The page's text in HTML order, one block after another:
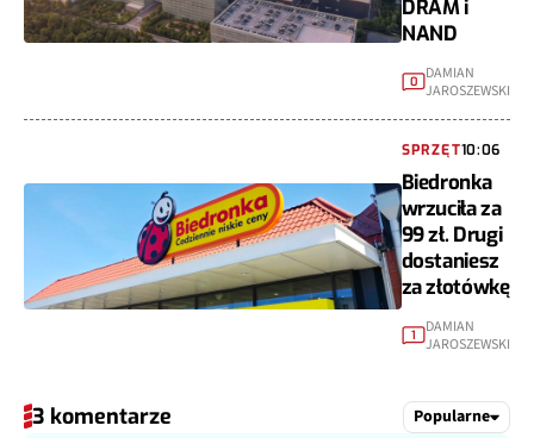
DRAM i
NAND
0
DAMIAN
JAROSZEWSKI
SPRZĘT10:06
Biedronka
wrzuciła za
99 zł. Drugi
dostaniesz
za złotówkę
1
DAMIAN
JAROSZEWSKI
3 komentarze Popularne